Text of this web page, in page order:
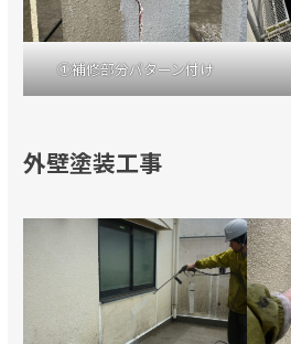
①補修部分パターン付け
外壁塗装工事